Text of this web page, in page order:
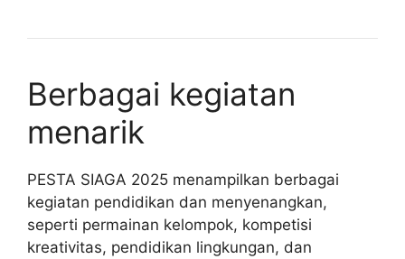
Berbagai kegiatan
menarik
PESTA SIAGA 2025 menampilkan berbagai
kegiatan pendidikan dan menyenangkan,
seperti permainan kelompok, kompetisi
kreativitas, pendidikan lingkungan, dan